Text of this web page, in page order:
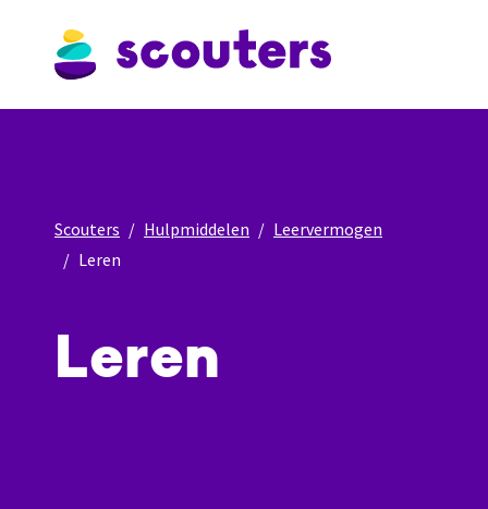
Scouters Hulpmiddelen
Leervermogen
Leren
Leren